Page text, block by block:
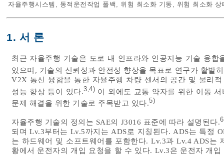
자율주행시스템 , 동적운전작업 폴백 , 위험 최소화 기동 , 위험 최소화 상
1. 서 론
최근 자율주행 기술은 도로 내 인프라와 인공지능 기술 융
있으며, 기술의 신뢰성과 안전성 향상을 목표로 연구가 활발
V2X 통신 융합을 통한 자율주행 차량 센서의 공간 및 물리
성능 향상 등이 있다.3,4) 이 외에도 교통 약자를 위한 이동
문제 해결을 위한 기술로 주목받고 있다.5)
자율주행 기술의 정의는 SAE의 J3016 표준에 따라 설명된다.
되며 Lv.3부터는 Lv.5까지는 ADS로 지칭된다. ADS는 특정
는 하드웨어 및 소프트웨어를 포함한다. Lv.3과 Lv.4 ADS
황에서 운전자의 개입 요청을 할 수 있다. Lv.3은 운전자 개